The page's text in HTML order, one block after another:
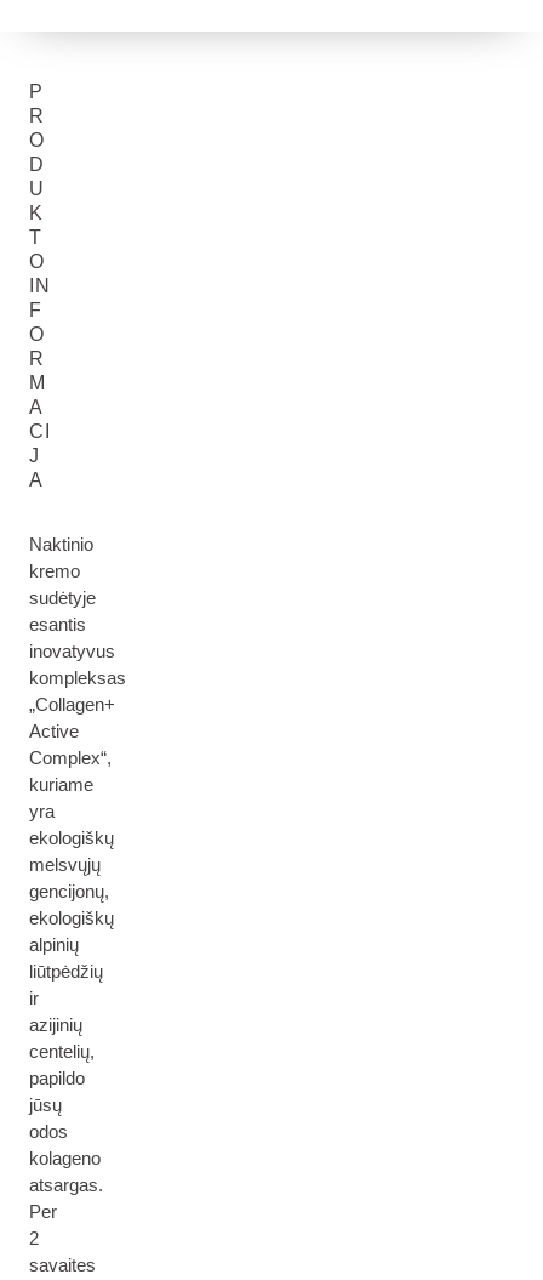
P
R
O
D
U
K
T
O
IN
F
O
R
M
A
CI
J
A
Naktinio
kremo
sudėtyje
esantis
inovatyvus
kompleksas
„Collagen+
Active
Complex“,
kuriame
yra
ekologiškų
melsvųjų
gencijonų,
ekologiškų
alpinių
liūtpėdžių
ir
azijinių
centelių,
papildo
jūsų
odos
kolageno
atsargas.
Per
2
savaites